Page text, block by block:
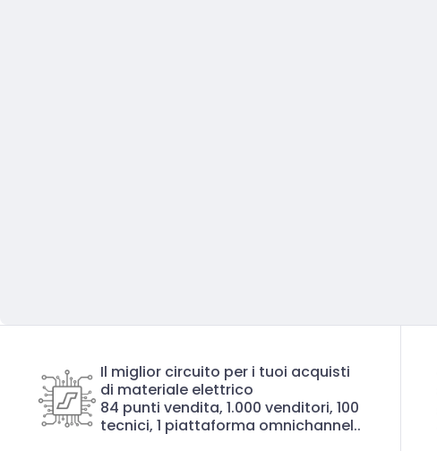
Il miglior circuito per i tuoi acquisti
di materiale elettrico
84 punti vendita, 1.000 venditori, 100
tecnici, 1 piattaforma omnichannel..